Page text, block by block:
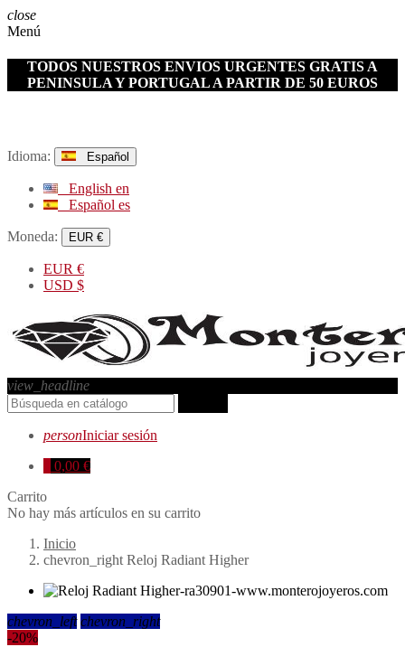
close
Menú
TODOS NUESTROS ENVIOS URGENTES GRATIS A
PENINSULA Y PORTUGAL A PARTIR DE 50 EUROS
Idioma: Español
English en
Español es
Moneda: EUR €
EUR €
USD $
view_headline
personIniciar sesión
0,00 €
Carrito
No hay más artículos en su carrito
Inicio
chevron_right Reloj Radiant Higher
chevron_left chevron_right
-20%